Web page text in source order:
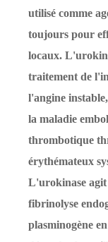
utilisé comme
toujours pour
locaux.
traitement de
l'angine
la maladie
thrombotique
érythémateux
L'urokinase agit
fibrinolyse
plasminogène